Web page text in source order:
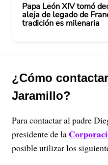
Papa León XIV tomó
aleja de legado de
tradición es milenaria
¿Cómo
Jaramillo?
Para contactar al padre
presidente de la
posible utilizar los